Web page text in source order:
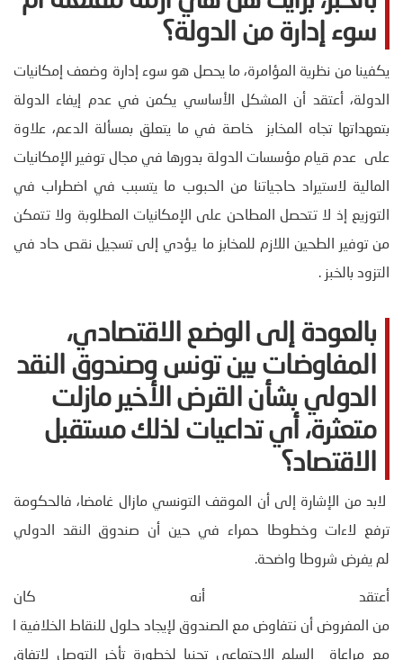
سوء إدارة من الدولة؟
يكفينا من نظرية المؤامرة، ما يحصل هو سوء إدارة وضعف إمكانيات
الدولة، أعتقد أن المشكل الأساسي يكمن في عدم إيفاء الدولة
بتعهداتها تجاه المخابز خاصة في ما يتعلق بمسألة الدعم، علاوة
على عدم قيام مؤسسات الدولة بدورها في مجال توفير الإمكانيات
المالية لاستيراد حاجياتنا من الحبوب ما يتسبب في اضطراب في
التوزيع إذ لا تتحصل المطاحن على الإمكانيات المطلوبة ولا تتمكن
من توفير الطحين اللازم للمخابز ما يؤدي إلى تسجيل نقص حاد في
التزود بالخبز .
بالعودة إلى الوضع الاقتصادي،
المفاوضات بين تونس وصندوق النقد
الدولي بشأن القرض الأخير مازلت
متعثرة، أي تداعيات لذلك مستقبل
الاقتصاد؟
لابد من الإشارة إلى أن الموقف التونسي مازال غامضا، فالحكومة
ترفع لاءات وخطوطا حمراء في حين أن صندوق النقد الدولي
لم يفرض شروطا واضحة.
أعتقد أنه كان
من المفروض أن نتفاوض مع الصندوق لإيجاد حلول للنقاط الخلافية
مع مراعاة السلم الاجتماعي تجنبا لخطورة تأخر التوصل لاتفاق